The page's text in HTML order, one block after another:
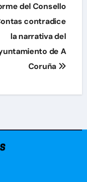
del Consello
contradice
la narrativa del
de A
Coruña